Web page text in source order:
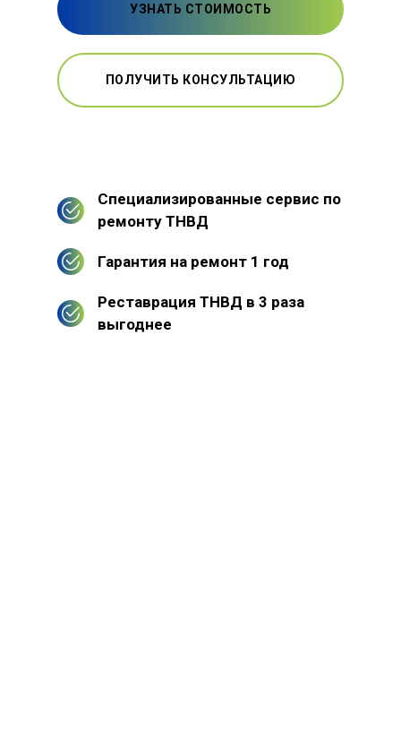
УЗНАТЬ СТОИМОСТЬ
ПОЛУЧИТЬ КОНСУЛЬТАЦИЮ
Специализированные сервис по
ремонту ТНВД
Гарантия на ремонт 1 год
Реставрация ТНВД в 3 раза
выгоднее